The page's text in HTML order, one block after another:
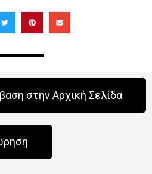
στην Αρχική Σελίδα